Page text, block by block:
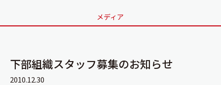
メディア
下部組織スタッフ募集のお知らせ
2010.12.30